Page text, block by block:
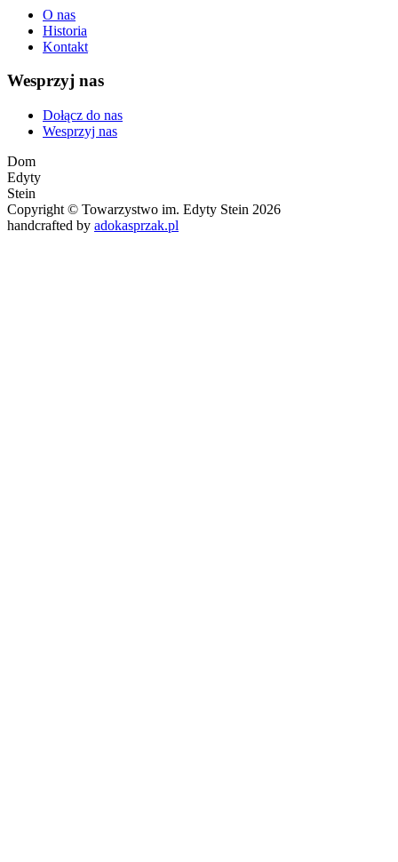
O nas
Historia
Kontakt
Wesprzyj nas
Dołącz do nas
Wesprzyj nas
Dom
Edyty
Stein
Copyright © Towarzystwo im. Edyty Stein 2026
handcrafted by adokasprzak.pl